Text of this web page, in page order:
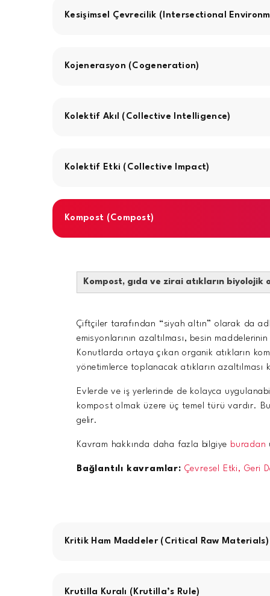
Kesişimsel Çevrecilik (Intersectional
Kojenerasyon (Cogeneration)
Kolektif Akıl (Collective Intelligence)
Kolektif Etki (Collective Impact)
Kompost (Compost)
Kompost, gıda ve zirai atıkların
Çiftçiler tarafından “siyah altın” olarak da
emisyonlarının azaltılması, besin
Konutlarda ortaya çıkan organik atıkların
yönetimlerce toplanacak atıkların
Evlerde ve iş yerlerinde de kolayca
kompost olmak üzere üç temel türü vardır.
gelir.
Kavram hakkında daha fazla bilgiye buradan
Bağlantılı kavramlar: Çevresel Etki, Geri
Kritik Ham Maddeler (Critical Raw Materials)
Krutilla Kuralı (Krutilla’s Rule)